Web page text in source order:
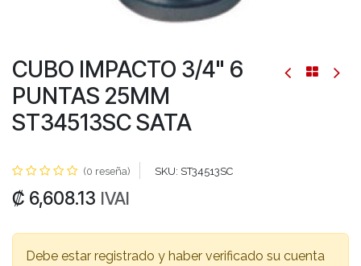
CUBO IMPACTO 3/4" 6
PUNTAS 25MM
ST34513SC SATA
(0 reseña) SKU: ST34513SC
₡ 6,608.13 IVAI
Debe estar registrado y haber verificado su cuenta